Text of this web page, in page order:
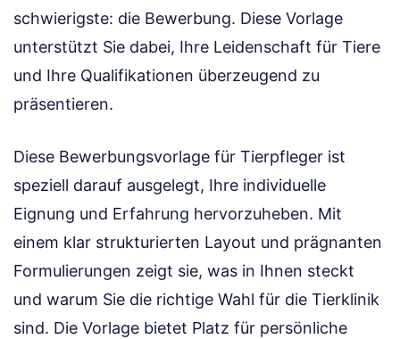
schwierigste: die Bewerbung. Diese Vorlage
unterstützt Sie dabei, Ihre Leidenschaft für Tiere
und Ihre Qualifikationen überzeugend zu
präsentieren.
Diese Bewerbungsvorlage für Tierpfleger ist
speziell darauf ausgelegt, Ihre individuelle
Eignung und Erfahrung hervorzuheben. Mit
einem klar strukturierten Layout und prägnanten
Formulierungen zeigt sie, was in Ihnen steckt
und warum Sie die richtige Wahl für die Tierklinik
sind. Die Vorlage bietet Platz für persönliche